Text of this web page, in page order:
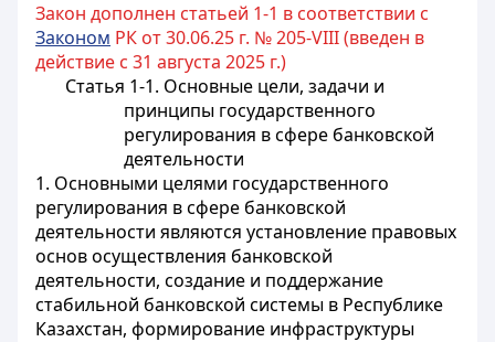
Закон дополнен статьей 1-1 в соответствии с
Законом РК от 30.06.25 г. № 205-VIII (введен в
действие с 31 августа 2025 г.)
Статья 1-1. Основные цели, задачи и
принципы государственного
регулирования в сфере банковской
деятельности
1. Основными целями государственного
регулирования в сфере банковской
деятельности являются установление правовых
основ осуществления банковской
деятельности, создание и поддержание
стабильной банковской системы в Республике
Казахстан, формирование инфраструктуры